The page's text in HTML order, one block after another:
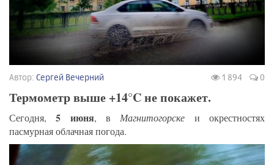
Автор: Сергей Вечерний 1 894 0
Термометр выше +14°C не покажет.
Сегодня,5 июня, вМагнитогорске и окрестностях
пасмурная облачная погода.